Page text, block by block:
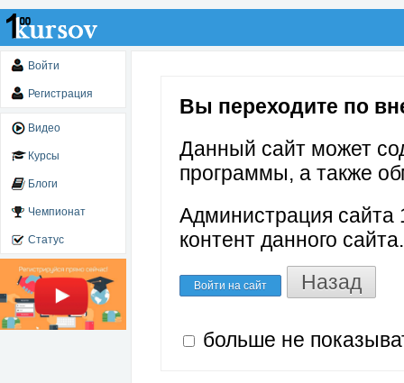
Войти
Регистрация
Видео
Курсы
Блоги
Чемпионат
Статус
Вы переходите по
Данный сайт может
программы, а также
Администрация сайта
контент данного сайта.
Войти на сайт Назад
больше не